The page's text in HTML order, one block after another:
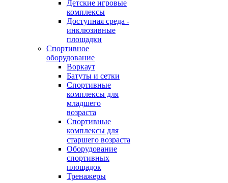
Детские игровые
комплексы
Доступная среда -
инклюзивные
площадки
Спортивное
оборудование
Воркаут
Батуты и сетки
Спортивные
комплексы для
младшего
возраста
Спортивные
комплексы для
старшего возраста
Оборудование
спортивных
площадок
Тренажеры